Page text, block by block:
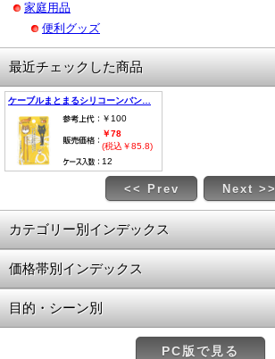
家庭用品
便利グッズ
最近チェックした商品
ケーブルまとまるシリコーンバン…
￥100
￥78
(税込￥85.8)
12
<< Prev Next >>
カテゴリー別インデックス
価格帯別インデックス
目的・シーン別
PC版で見る